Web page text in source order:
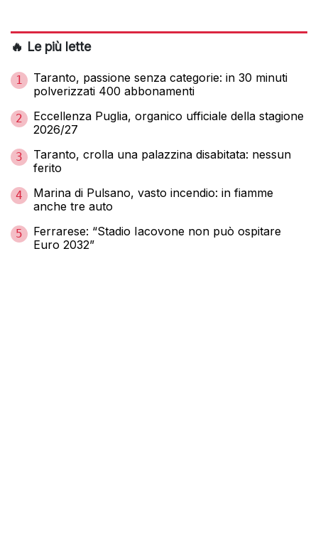
🔥 Le più lette
1
Taranto, passione senza categorie: in 30 minuti
polverizzati 400 abbonamenti
2
Eccellenza Puglia, organico ufficiale della stagione
2026/27
3
Taranto, crolla una palazzina disabitata: nessun
ferito
4
Marina di Pulsano, vasto incendio: in fiamme
anche tre auto
5
Ferrarese: “Stadio Iacovone non può ospitare
Euro 2032”